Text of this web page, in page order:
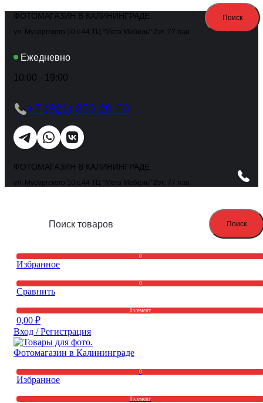
ФОТОМАГАЗИН В КАЛИНИНГРАДЕ
ул. Мусоргского 10 к.44 ТЦ "Мега Мебель" 2эт. 77 пав.
Ежедневно
10:00 - 19:00
+7 (921) 850-20-00
ФОТОМАГАЗИН В КАЛИНИНГРАДЕ
ул. Мусоргского 10 к.44 ТЦ "Мега Мебель" 2эт. 77 пав.
Поиск
0
Избранное
0
Сравнить
0элемент
0,00 ₽
Вход / Регистрация
0
Избранное
0элемент
Поиск